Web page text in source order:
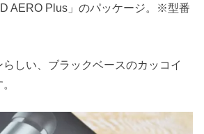
AERO Plus」のパッケージ。※型番
しい、ブラックベースのカッコイ